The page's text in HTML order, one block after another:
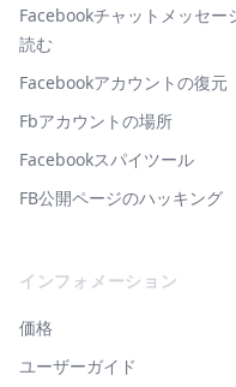
Facebookチャットメッセー
読む
Facebookアカウントの復元
Fbアカウントの場所
Facebookスパイツール
FB公開ページのハッキング
インフォメーション
価格
ユーザーガイド